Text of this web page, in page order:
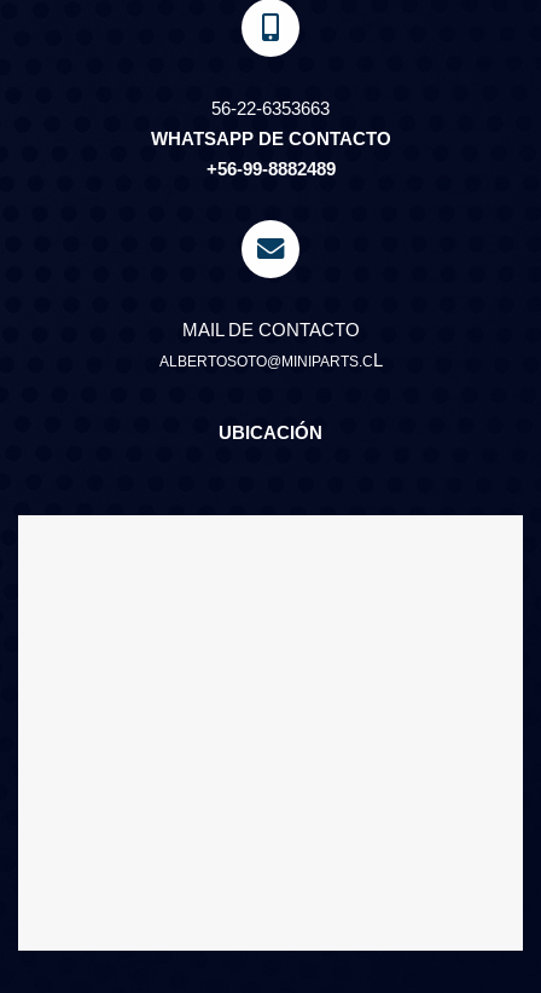
56-22-6353663
WHATSAPP DE CONTACTO
+56-99-8882489
MAIL DE CONTACTO
ALBERTOSOTO@MINIPARTS.CL
UBICACIÓN